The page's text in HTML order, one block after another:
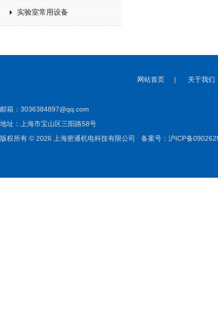
实验室常用设备
网站首页 | 关于我们
邮箱： 3036384897@qq.com
地址：上海市宝山区三阳路58号
版权所有 © 2026 上海密通机电科技有限公司 备案号：沪ICP备